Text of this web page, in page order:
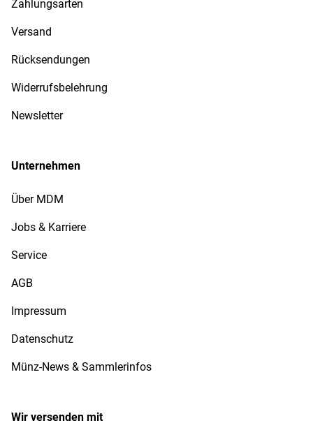
Zahlungsarten
Versand
Rücksendungen
Widerrufsbelehrung
Newsletter
Unternehmen
Über MDM
Jobs & Karriere
Service
AGB
Impressum
Datenschutz
Münz-News & Sammlerinfos
Wir versenden mit